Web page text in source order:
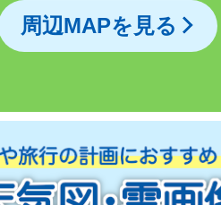
周辺MAPを見る